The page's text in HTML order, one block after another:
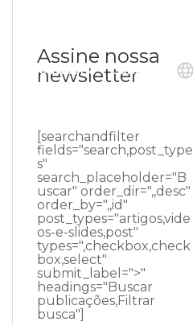
Ouvidoria Contato
Assine nossa
newsletter
[searchandfilter
fields="search,post_type
s"
search_placeholder="B
uscar" order_dir=",,desc"
order_by=",,id"
post_types="artigos,vide
os-e-slides,post"
types=",checkbox,check
box,select"
submit_label=">"
headings="Buscar
publicações,Filtrar
busca"]